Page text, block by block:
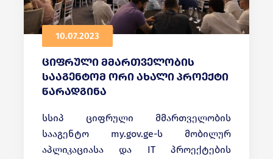
10.07.2023
ციფრული მმართველობის
სააგენტომ ორი ახალი პროექტი
წარადგინა
სსიპ ციფრული მმართველობის
სააგენტო my.gov.ge-ს მობილურ
აპლიკაციასა და IT პროექტების